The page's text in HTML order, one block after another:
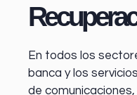
En todos los
banca y los
de